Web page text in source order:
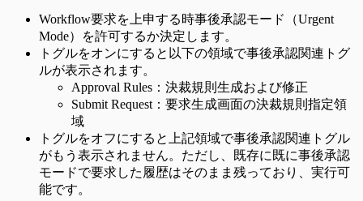
Workflow要求を上申する時事後承認モード（Urgent
Mode）を許可するか決定します。
トグルをオンにすると以下の領域で事後承認関連トグ
ルが表示されます。
Approval Rules：決裁規則生成および修正
Submit Request：要求生成画面の決裁規則指定領
域
トグルをオフにすると上記領域で事後承認関連トグル
がもう表示されません。ただし、既存に既に事後承認
モードで要求した履歴はそのまま残っており、実行可
能です。